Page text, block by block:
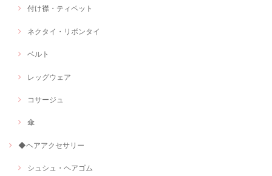
付け襟・ティペット
ネクタイ・リボンタイ
ベルト
レッグウェア
コサージュ
傘
◆ヘアアクセサリー
シュシュ・ヘアゴム